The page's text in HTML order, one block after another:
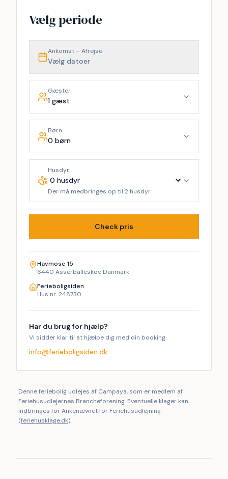
Vælg periode
Ankomst – Afrejse
Vælg datoer
Gæster
1 gæst
Børn
0 børn
Husdyr
Der må medbringes op til 2 husdyr
Check pris
Havmose 15
6440 Asserballeskov, Danmark
Ferieboligsiden
Hus nr. 248730
Har du brug for hjælp?
Vi sidder klar til at hjælpe dig med din booking.
info@ferieboligsiden.dk
Denne feriebolig udlejes af Campaya, som er medlem af
Feriehusudlejernes Brancheforening. Eventuelle klager kan
indbringes for Ankenævnet for Feriehusudlejning
(feriehusklage.dk).